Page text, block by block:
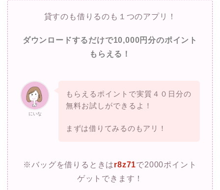
貸すのも借りるのも１つのアプリ！
ダウンロードするだけで10,000円分のポイント
もらえる！
にいな
もらえるポイントで実質４０日分の
無料お試しができるよ！
まずは借りてみるのもアリ！
※バッグを借りるときはr8z71で2000ポイント
ゲットできます！